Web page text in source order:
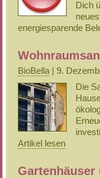
Dich
energiesparende
BioBella | 9.
Die
Artikel lesen
Gartenhäuser